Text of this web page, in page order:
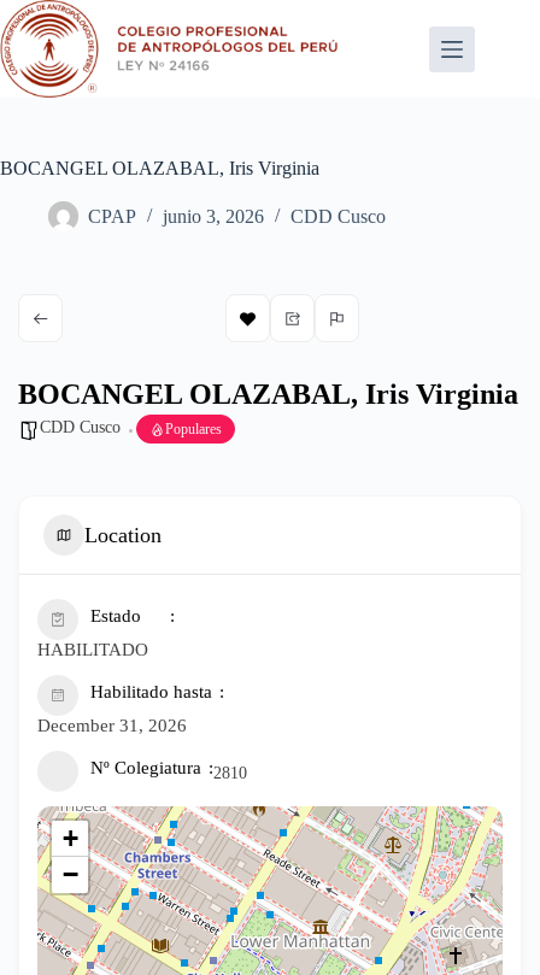
Saltar
al
contenido
BOCANGEL OLAZABAL, Iris Virginia
CPAP junio 3, 2026 CDD Cusco
BOCANGEL OLAZABAL, Iris Virginia
CDD Cusco Populares
Location
Estado
HABILITADO
Habilitado hasta
December 31, 2026
Nº Colegiatura 2810
+
−